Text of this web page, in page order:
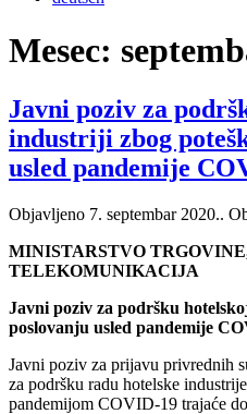
Mesec:
Javni poziv za
industriji zbog
usled pandemije
Objavljeno 7. septembar 2020..
MINISTARSTVO
TELEKOMUNIKACIJA
Javni poziv za podršku
poslovanju usled pandemije
Javni poziv za prijavu privrednih
za podršku radu hotelske
pandemijom COVID-19 trajaće